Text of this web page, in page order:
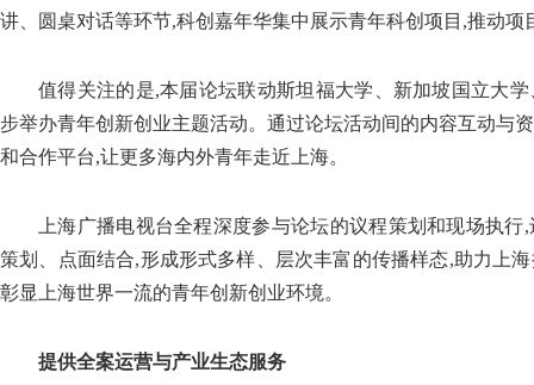
讲、圆桌对话等环节,科创嘉年华集中展示青年科创项目,推动项
值得关注的是,本届论坛联动斯坦福大学、新加坡国立大
步举办青年创新创业主题活动。通过论坛活动间的内容互动与
和合作平台,让更多海内外青年走近上海。
上海广播电视台全程深度参与论坛的议程策划和现场执
策划、点面结合,形成形式多样、层次丰富的传播样态,助力上
彰显上海世界一流的青年创新创业环境。
提供全案运营与产业生态服务